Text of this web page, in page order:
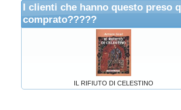
I clienti che hanno questo preso
comprato?????
IL RIFIUTO DI CELESTINO